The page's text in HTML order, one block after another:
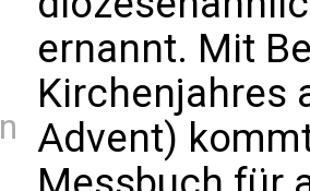
ernannt. Mit
Kirchenjahres
Advent)